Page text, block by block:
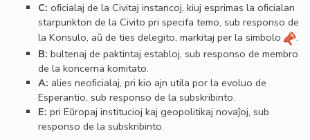
C: oﬁcialaj de la Civitaj instancoj, kiuj esprimas la oﬁcialan
starpunkton de la Civito pri specifa temo, sub responso de
la Konsulo, aŭ de ties delegito, markitaj per la simbolo
.
B: bultenaj de paktintaj establoj, sub responso de membro
de la koncerna komitato.
A: alies neoﬁcialaj, pri kio ajn utila por la evoluo de
Esperantio, sub responso de la subskribinto.
E: pri Eŭropaj institucioj kaj geopolitikaj novaĵoj, sub
responso de la subskribinto.